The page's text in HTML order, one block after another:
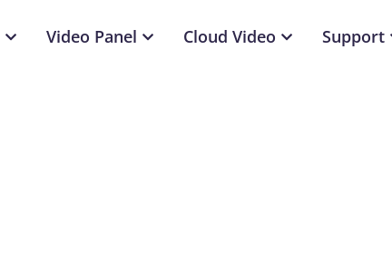
Video Panel Cloud Video Support